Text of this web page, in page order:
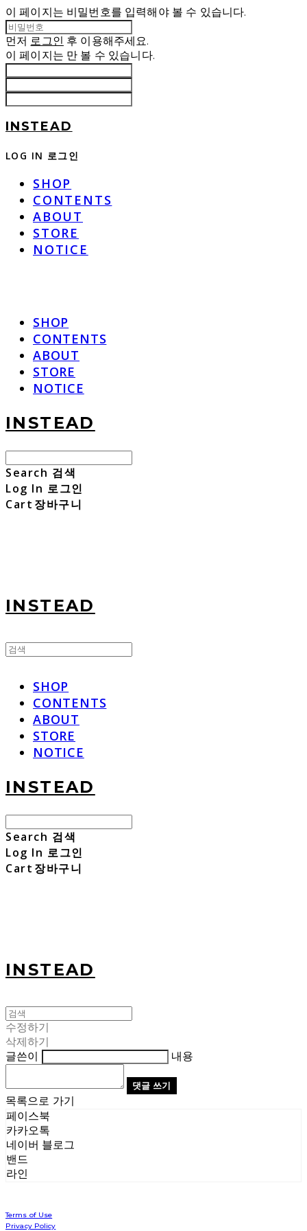
이 페이지는 비밀번호를 입력해야 볼 수 있습니다.
먼저 로그인 후 이용해주세요.
이 페이지는 만 볼 수 있습니다.
INSTEAD
LOG IN 로그인
SHOP
CONTENTS
ABOUT
STORE
NOTICE
SHOP
CONTENTS
ABOUT
STORE
NOTICE
INSTEAD
Search 검색
Log In 로그인
Cart 장바구니
INSTEAD
SHOP
CONTENTS
ABOUT
STORE
NOTICE
INSTEAD
Search 검색
Log In 로그인
Cart 장바구니
INSTEAD
수정하기
삭제하기
글쓴이
내용
댓글 쓰기
목록으로 가기
페이스북
카카오톡
네이버 블로그
밴드
라인
Terms of Use
Privacy Policy